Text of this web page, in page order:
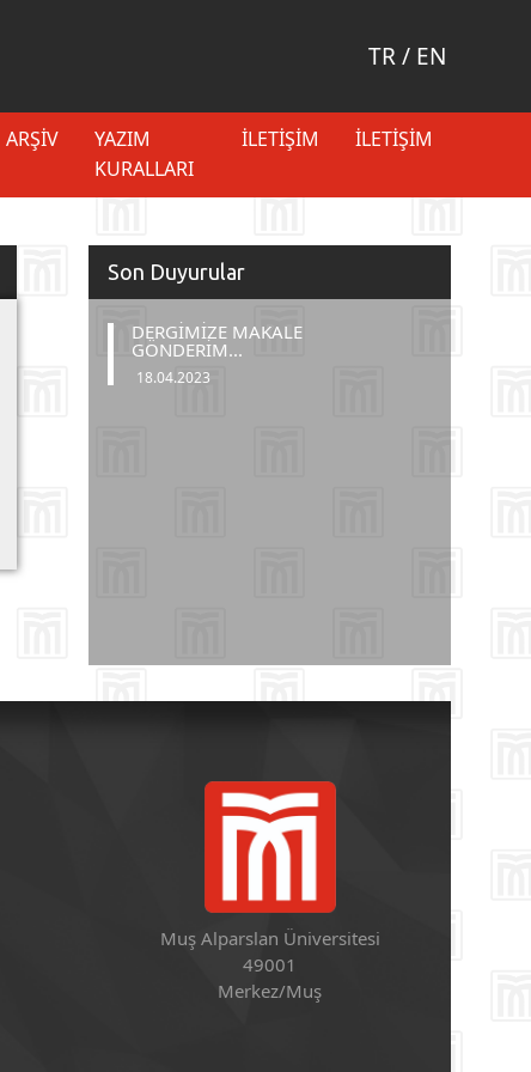
TR/ EN
ARŞIV
YAZIM
KURALLARI
İLETIŞIM İLETIŞIM
Son Duyurular
DERGİMİZE MAKALE
GÖNDERİM...
18.04.2023
Muş Alparslan Üniversitesi
49001
Merkez/Muş